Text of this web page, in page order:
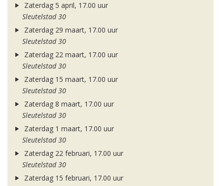
Zaterdag 5 april, 17.00 uur
Sleutelstad 30
Zaterdag 29 maart, 17.00 uur
Sleutelstad 30
Zaterdag 22 maart, 17.00 uur
Sleutelstad 30
Zaterdag 15 maart, 17.00 uur
Sleutelstad 30
Zaterdag 8 maart, 17.00 uur
Sleutelstad 30
Zaterdag 1 maart, 17.00 uur
Sleutelstad 30
Zaterdag 22 februari, 17.00 uur
Sleutelstad 30
Zaterdag 15 februari, 17.00 uur